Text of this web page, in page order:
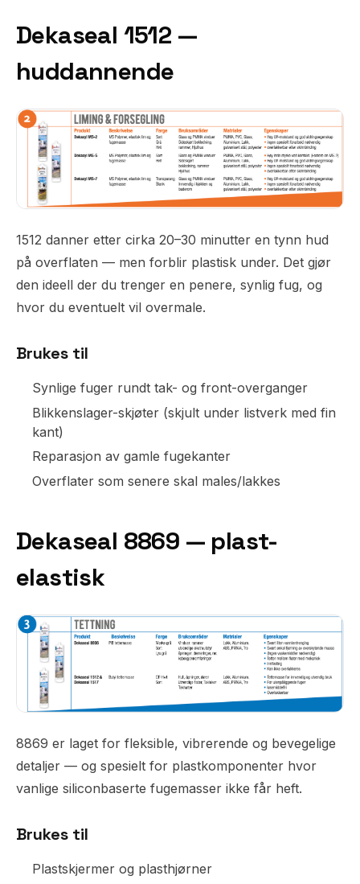
Dekaseal 1512 —
huddannende
1512 danner etter cirka 20–30 minutter en tynn hud
på overflaten — men forblir plastisk under. Det gjør
den ideell der du trenger en penere, synlig fug, og
hvor du eventuelt vil overmale.
Brukes til
Synlige fuger rundt tak- og front-overganger
Blikkenslager-skjøter (skjult under listverk med fin
kant)
Reparasjon av gamle fugekanter
Overflater som senere skal males/lakkes
Dekaseal 8869 — plast-
elastisk
8869 er laget for fleksible, vibrerende og bevegelige
detaljer — og spesielt for plastkomponenter hvor
vanlige siliconbaserte fugemasser ikke får heft.
Brukes til
Plastskjermer og plasthjørner